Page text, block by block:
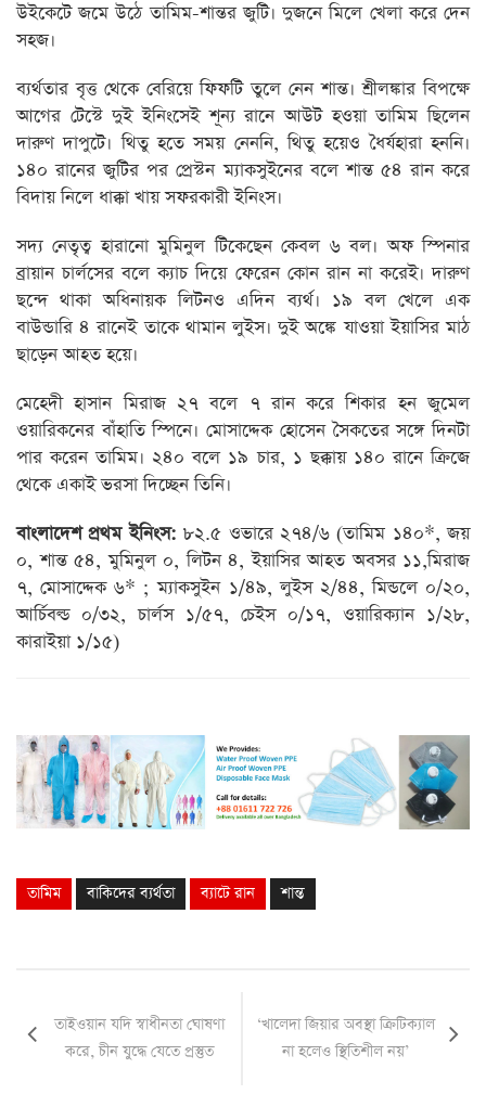
উইকেটে জমে উঠে তামিম-শান্তর জুটি। দুজনে মিলে খেলা করে দেন
সহজ।
ব্যর্থতার বৃত্ত থেকে বেরিয়ে ফিফটি তুলে নেন শান্ত। শ্রীলঙ্কার বিপক্ষে
আগের টেস্টে দুই ইনিংসেই শূন্য রানে আউট হওয়া তামিম ছিলেন
দারুণ দাপুটে। থিতু হতে সময় নেননি, থিতু হয়েও ধৈর্যহারা হননি।
১৪০ রানের জুটির পর প্রেস্টন ম‍্যাকসুইনের বলে শান্ত ৫৪ রান করে
বিদায় নিলে ধাক্কা খায় সফরকারী ইনিংস।
সদ্য নেতৃত্ব হারানো মুমিনুল টিকেছেন কেবল ৬ বল। অফ স্পিনার
ব্রায়ান চার্লসের বলে ক্যাচ দিয়ে ফেরেন কোন রান না করেই। দারুণ
ছন্দে থাকা অধিনায়ক লিটনও এদিন ব্যর্থ। ১৯ বল খেলে এক
বাউন্ডারি ৪ রানেই তাকে থামান লুইস। দুই অঙ্কে যাওয়া ইয়াসির মাঠ
ছাড়েন আহত হয়ে।
মেহেদী হাসান মিরাজ ২৭ বলে ৭ রান করে শিকার হন জুমেল
ওয়ারিকনের বাঁহাতি স্পিনে। মোসাদ্দেক হোসেন সৈকতের সঙ্গে দিনটা
পার করেন তামিম। ২৪০ বলে ১৯ চার, ১ ছক্কায় ১৪০ রানে ক্রিজে
থেকে একাই ভরসা দিচ্ছেন তিনি।
বাংলাদেশ প্রথম ইনিংস: ৮২.৫ ওভারে ২৭৪/৬ (তামিম ১৪০*, জয়
০, শান্ত ৫৪, মুমিনুল ০, লিটন ৪, ইয়াসির আহত অবসর ১১,মিরাজ
৭, মোসাদ্দেক ৬* ; ম‍্যাকসুইন ১/৪৯, লুইস ২/৪৪, মিন্ডলে ০/২০,
আর্চিবল্ড ০/৩২, চার্লস ১/৫৭, চেইস ০/১৭, ওয়ারিক‍্যান ১/২৮,
কারাইয়া ১/১৫)
তামিম বাকিদের ব্যর্থতা ব্যাটে রান শান্ত
তাইওয়ান যদি স্বাধীনতা ঘোষণা
করে, চীন যুদ্ধে যেতে প্রস্তুত
‘খালেদা জিয়ার অবস্থা ক্রিটিক্যাল
না হলেও স্থিতিশীল নয়’